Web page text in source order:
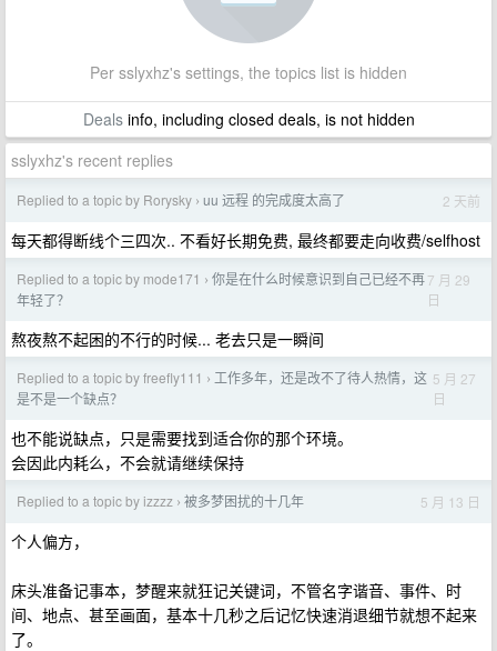
Per sslyxhz's settings, the topics list is hidden
Dealsinfo, including closed deals, is not hidden
sslyxhz's recent replies
Replied to a topic by Rorysky › uu 远程 的完成度太高了 2 天前
每天都得断线个三四次.. 不看好长期免费, 最终都要走向收费/selfhost
Replied to a topic by mode171 › 你是在什么时候意识到自己已经不再
年轻了？
7 月 29
日
熬夜熬不起困的不行的时候... 老去只是一瞬间
Replied to a topic by freefly111 › 工作多年，还是改不了待人热情，这
是不是一个缺点？
5 月 27
日
也不能说缺点，只是需要找到适合你的那个环境。
会因此内耗么，不会就请继续保持
Replied to a topic by izzzz › 被多梦困扰的十几年 5 月 13 日
个人偏方，
床头准备记事本，梦醒来就狂记关键词，不管名字谐音、事件、时
间、地点、甚至画面，基本十几秒之后记忆快速消退细节就想不起来
了。